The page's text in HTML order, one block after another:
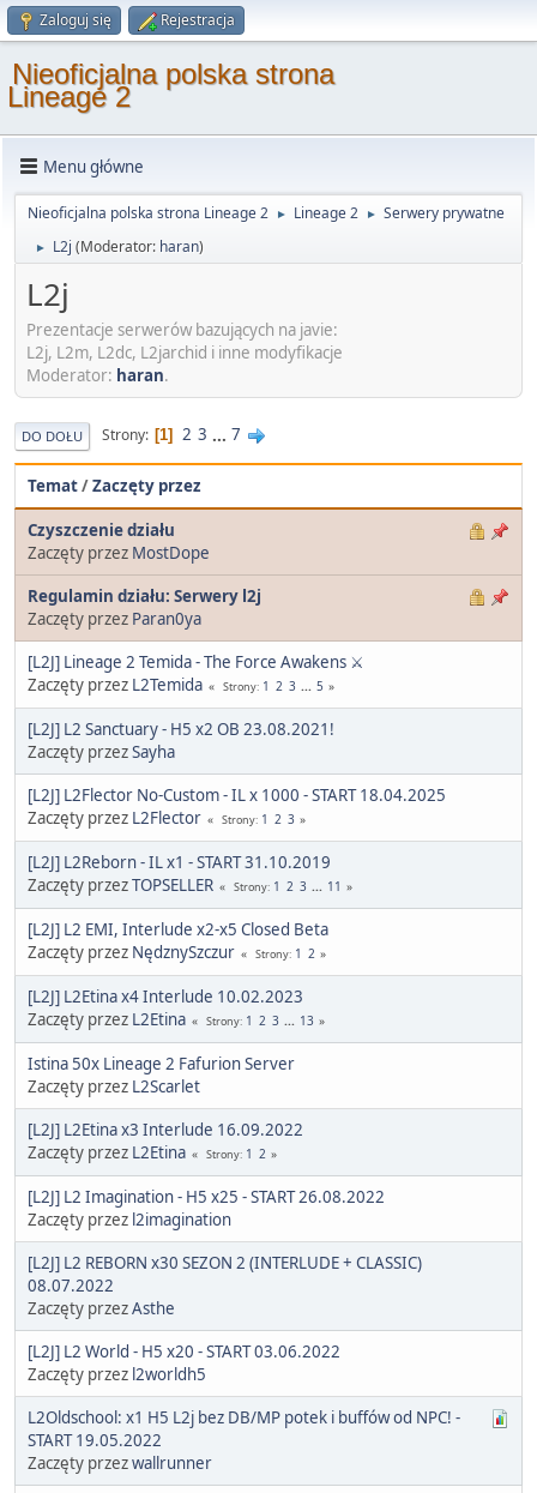
Zaloguj się Rejestracja
Nieoficjalna polska strona
Lineage 2
Menu główne
Nieoficjalna polska strona Lineage 2 ► Lineage 2 ► Serwery prywatne
► L2j(Moderator: haran)
L2j
Prezentacje serwerów bazujących na javie:
L2j, L2m, L2dc, L2jarchid i inne modyfikacje
Moderator: haran.
DO DOŁU Strony 1 2 3 ... 7
Temat/Zaczęty przez
Czyszczenie działu
Zaczęty przez MostDope
Regulamin działu: Serwery l2j
Zaczęty przez Paran0ya
[L2J] Lineage 2 Temida - The Force Awakens ⚔️
Zaczęty przez L2Temida Strony 1 2 3 ... 5
[L2J] L2 Sanctuary - H5 x2 OB 23.08.2021!
Zaczęty przezSayha
[L2J] L2Flector No-Custom - IL x 1000 - START 18.04.2025
Zaczęty przez L2Flector Strony 1 2 3
[L2J] L2Reborn - IL x1 - START 31.10.2019
Zaczęty przezTOPSELLER Strony 1 2 3 ... 11
[L2J] L2 EMI, Interlude x2-x5 Closed Beta
Zaczęty przez NędznySzczur Strony 1 2
[L2J] L2Etina x4 Interlude 10.02.2023
Zaczęty przez L2Etina Strony 1 2 3 ... 13
Istina 50x Lineage 2 Fafurion Server
Zaczęty przez L2Scarlet
[L2J] L2Etina x3 Interlude 16.09.2022
Zaczęty przez L2Etina Strony 1 2
[L2J] L2 Imagination - H5 x25 - START 26.08.2022
Zaczęty przez l2imagination
[L2J] L2 REBORN x30 SEZON 2 (INTERLUDE + CLASSIC)
08.07.2022
Zaczęty przezAsthe
[L2J] L2 World - H5 x20 - START 03.06.2022
Zaczęty przez l2worldh5
L2Oldschool: x1 H5 L2j bez DB/MP potek i buffów od NPC! -
START 19.05.2022
Zaczęty przezwallrunner